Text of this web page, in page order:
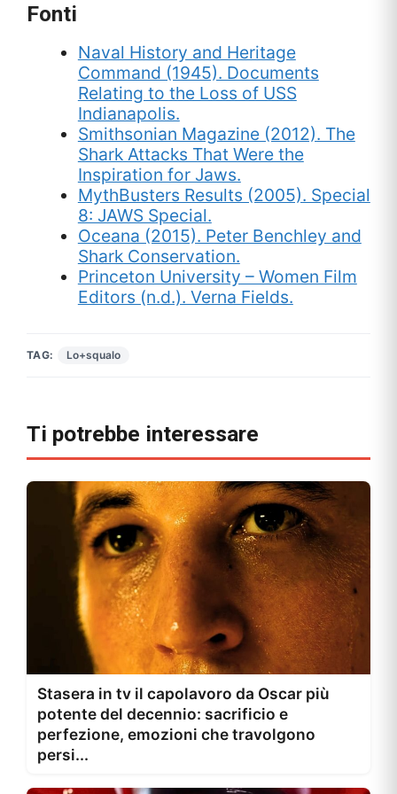
Fonti
Naval History and Heritage
Command (1945). Documents
Relating to the Loss of USS
Indianapolis.
Smithsonian Magazine (2012). The
Shark Attacks That Were the
Inspiration for Jaws.
MythBusters Results (2005). Special
8: JAWS Special.
Oceana (2015). Peter Benchley and
Shark Conservation.
Princeton University – Women Film
Editors (n.d.). Verna Fields.
TAG: Lo+squalo
Ti potrebbe interessare
Stasera in tv il capolavoro da Oscar più
potente del decennio: sacrificio e
perfezione, emozioni che travolgono
persi...